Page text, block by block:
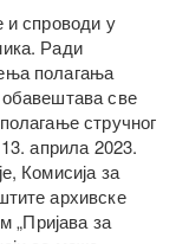
и спроводи у
Ради
полагања
све
стручног
априла 2023.
Комисија за
архивске
„Пријава за